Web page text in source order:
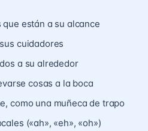
están a su alcance
cuidadores
a su alrededor
cosas a la boca
como una muñeca de trapo
(«ah», «eh», «oh»)